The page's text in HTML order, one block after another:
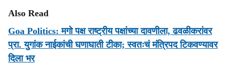
Also Read
Goa Politics: मगो पक्ष राष्ट्रीय पक्षांच्या दावणीला, ढवळीकरांवर
प्रा. युगांक नाईकांची घणाघाती टीका; स्वतःचं मंत्रिपद टिकवण्यावर
दिला भर